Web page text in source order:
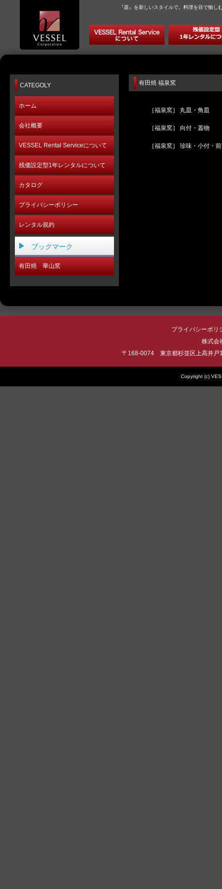
『器』を新しいスタイルで。料理を目で愉し
有田焼 福泉窯
［福泉窯］ 丸皿・角皿
［福泉窯］ 向付・蓋物
［福泉窯］ 珍味・小付・
CATEGOLY
ホーム
会社概要
VESSEL Rental Serviceについて
残価設定型1年レンタルについて
カタログ
プライバシーポリシー
レンタル規約
ブックマーク
有田焼 華山窯
プライバシーポリ
株式会
〒168-0074 東京都杉並区上高井
Copyright (c)